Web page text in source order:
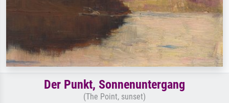
Der Punkt, Sonnenuntergang
(The Point, sunset)